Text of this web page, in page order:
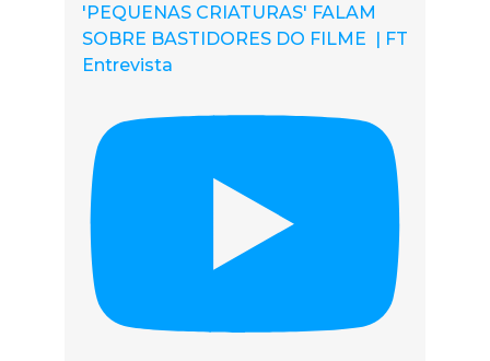
'PEQUENAS CRIATURAS' FALAM
SOBRE BASTIDORES DO FILME | FT
Entrevista